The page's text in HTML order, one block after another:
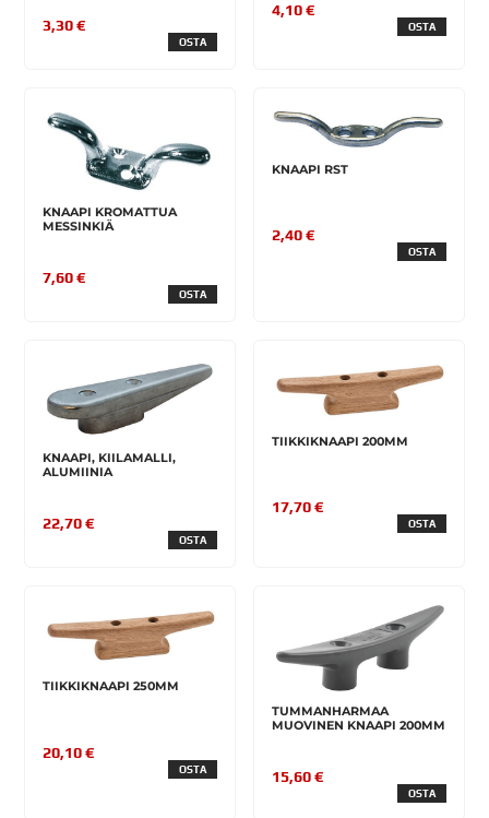
3,30 €
OSTA
4,10 €
OSTA
KNAAPI KROMATTUA
MESSINKIÄ
7,60 €
OSTA
KNAAPI RST
2,40 €
OSTA
KNAAPI, KIILAMALLI,
ALUMIINIA
22,70 €
OSTA
TIIKKIKNAAPI 200MM
17,70 €
OSTA
TIIKKIKNAAPI 250MM
20,10 €
OSTA
TUMMANHARMAA
MUOVINEN KNAAPI 200MM
15,60 €
OSTA